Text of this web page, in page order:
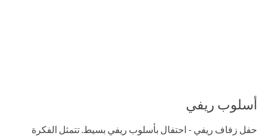
أسلوب ريفي
حفل زفاف ريفي - احتفال بأسلوب ريفي بسيط. تتمثل الفكرة